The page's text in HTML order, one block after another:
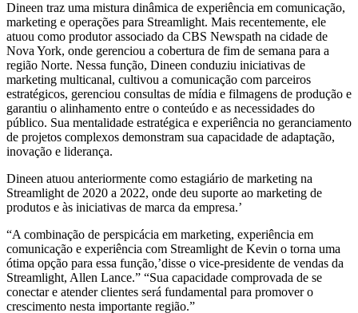
Dineen traz uma mistura dinâmica de experiência em comunicação,
marketing e operações para Streamlight. Mais recentemente, ele
atuou como produtor associado da CBS Newspath na cidade de
Nova York, onde gerenciou a cobertura de fim de semana para a
região Norte. Nessa função, Dineen conduziu iniciativas de
marketing multicanal, cultivou a comunicação com parceiros
estratégicos, gerenciou consultas de mídia e filmagens de produção e
garantiu o alinhamento entre o conteúdo e as necessidades do
público. Sua mentalidade estratégica e experiência no geranciamento
de projetos complexos demonstram sua capacidade de adaptação,
inovação e liderança.
Dineen atuou anteriormente como estagiário de marketing na
Streamlight de 2020 a 2022, onde deu suporte ao marketing de
produtos e às iniciativas de marca da empresa.’
“A combinação de perspicácia em marketing, experiência em
comunicação e experiência com Streamlight de Kevin o torna uma
ótima opção para essa função,’disse o vice-presidente de vendas da
Streamlight, Allen Lance.” “Sua capacidade comprovada de se
conectar e atender clientes será fundamental para promover o
crescimento nesta importante região.”